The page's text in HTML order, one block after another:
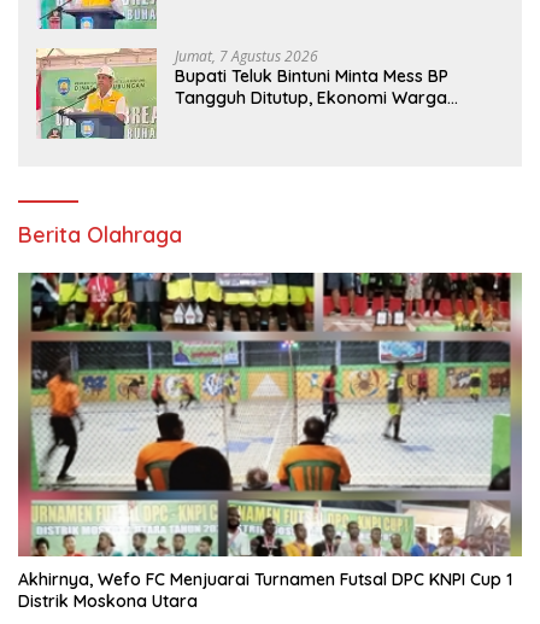
Jumat, 7 Agustus 2026
Bupati Teluk Bintuni Minta Mess BP
Tangguh Ditutup, Ekonomi Warga
Berita Olahraga
Akhirnya, Wefo FC Menjuarai Turnamen Futsal DPC KNPI Cup 1
Distrik Moskona Utara